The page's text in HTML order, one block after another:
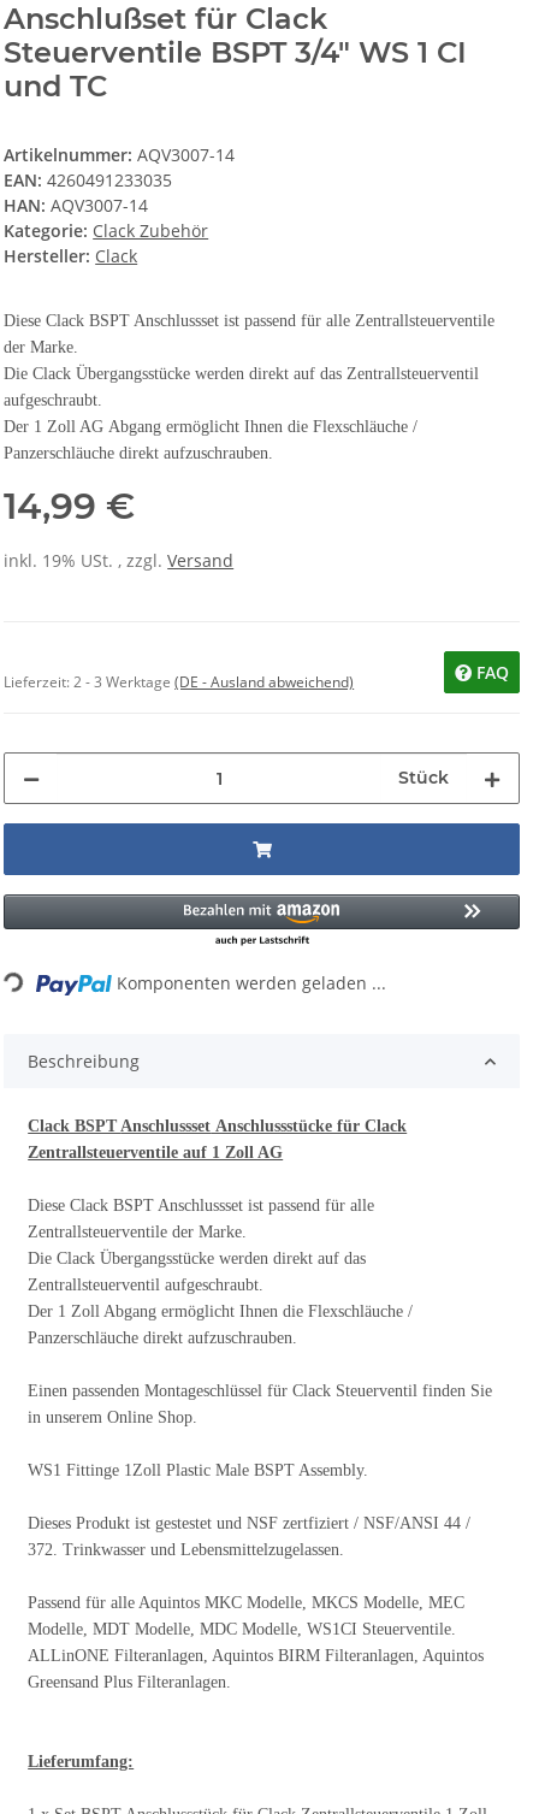
Anschlußset für Clack
Steuerventile BSPT 3/4" WS 1 CI
und TC
Artikelnummer:AQV3007-14
EAN: 4260491233035
HAN: AQV3007-14
Kategorie: Clack Zubehör
Hersteller: Clack
Diese Clack BSPT Anschlussset ist passend für alle Zentrallsteuerventile
der Marke.
Die Clack Übergangsstücke werden direkt auf das Zentrallsteuerventil
aufgeschraubt.
Der 1 Zoll AG Abgang ermöglicht Ihnen die Flexschläuche /
Panzerschläuche direkt aufzuschrauben.
14,99 €
inkl. 19% USt. , zzgl.Versand
Lieferzeit:2 - 3 Werktage(DE - Ausland abweichend) FAQ
Stück
Loading... Komponenten werden geladen ...
Beschreibung
Clack BSPTAnschlussset Anschlussstücke für Clack
Zentrallsteuerventile auf 1 Zoll AG
Diese Clack BSPT Anschlussset ist passend für alle
Zentrallsteuerventile der Marke.
Die Clack Übergangsstücke werden direkt auf das
Zentrallsteuerventil aufgeschraubt.
Der 1 Zoll Abgang ermöglicht Ihnen die Flexschläuche /
Panzerschläuche direkt aufzuschrauben.
Einen passenden Montageschlüssel für Clack Steuerventil finden Sie
in unserem Online Shop.
WS1 Fittinge 1Zoll Plastic Male BSPT Assembly.
Dieses Produkt ist gestestet und NSF zertfiziert / NSF/ANSI 44 /
372. Trinkwasser und Lebensmittelzugelassen.
Passend für alle Aquintos MKC Modelle, MKCS Modelle, MEC
Modelle, MDT Modelle, MDC Modelle, WS1CI Steuerventile.
ALLinONE Filteranlagen, Aquintos BIRM Filteranlagen, Aquintos
Greensand Plus Filteranlagen.
Lieferumfang: